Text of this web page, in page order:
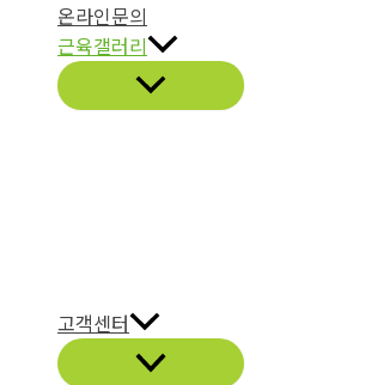
온라인문의
근육갤러리
고객센터